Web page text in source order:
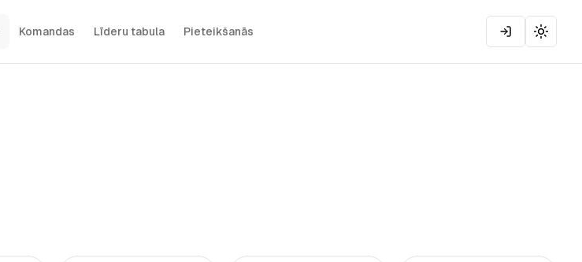
Komandas Līderu tabula Pieteikšanās
Toggle